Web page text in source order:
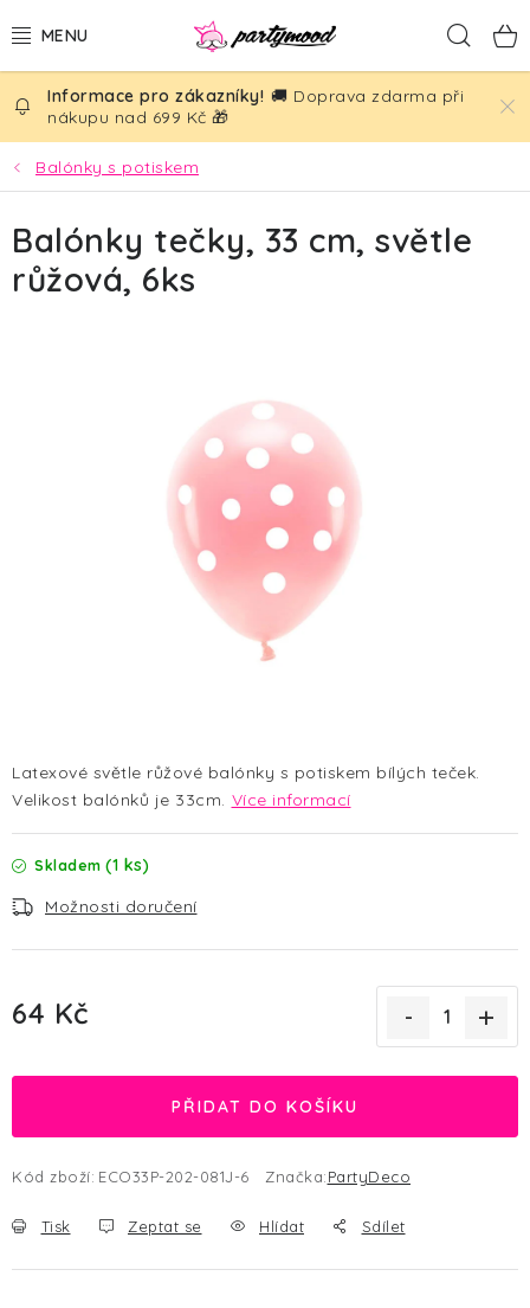
na
BALÓNKY
PÁRTY DEKORACE
PÁRTY DOPLŇKY
TÉMATA
Hodnocení obchodu
🚚 Doprava zdarma při
nákupu nad 699 Kč 🎁
Balónky s potiskem
Latexové světle růžové balónky s potiskem bílých teček.
Velikost balónků je 33cm. Více informací
Skladem (1 ks)
Možnosti doručení
64 Kč
PŘIDAT DO KOŠÍKU
Kód zboží: ECO33P-202-081J-6 Značka:PartyDeco
Tisk Zeptat se Hlídat Sdílet
Balónky tečky, 33 cm, světle
růžová, 6ks